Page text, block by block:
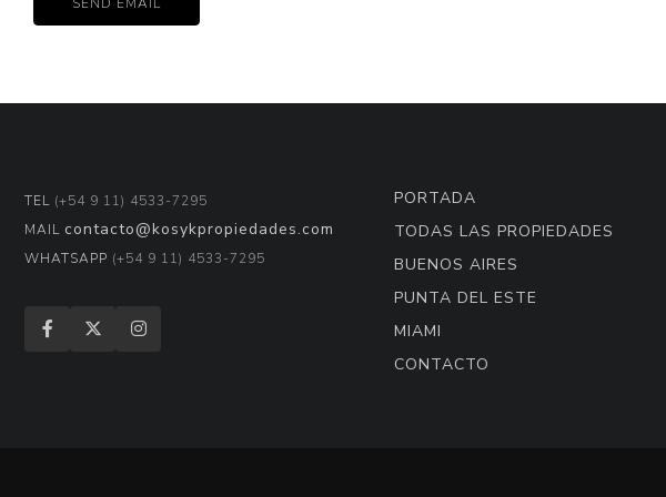
TEL (+54 9 11) 4533-7295
MAIL contacto@kosykpropiedades.com
WHATSAPP (+54 9 11) 4533-7295
PORTADA
TODAS LAS PROPIEDADES
BUENOS AIRES
PUNTA DEL ESTE
MIAMI
CONTACTO